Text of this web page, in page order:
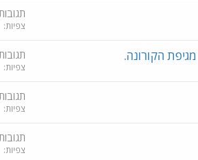
צפיות
הקורונה.
צפיות
צפיות
צפיות